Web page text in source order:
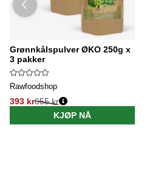
Grønnkålspulver ØKO 250g x
3 pakker
Rawfoodshop
393 kr655 kr
KJØP NÅ